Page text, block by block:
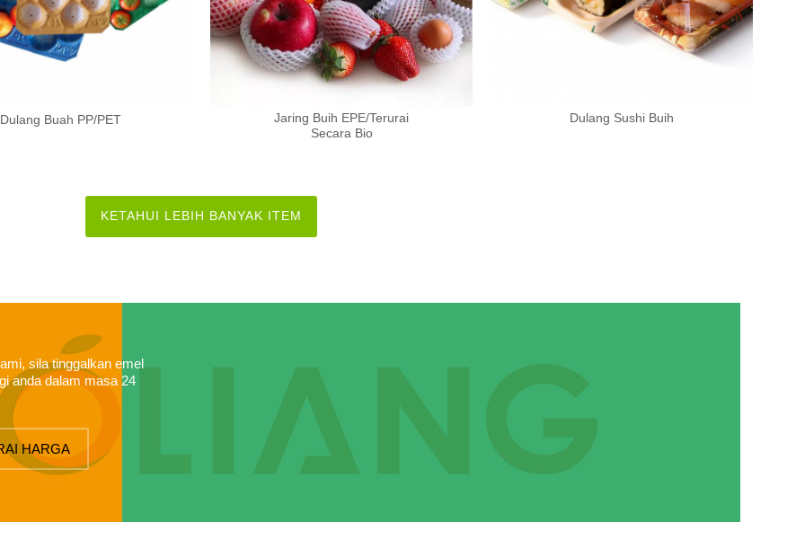
Dulang Buah PP/PET
Jaring Buih EPE/Terurai
Secara Bio
Dulang Sushi Buih
KETAHUI LEBIH BANYAK ITEM
sila tinggalkan emel
anda dalam masa 24
HARGA